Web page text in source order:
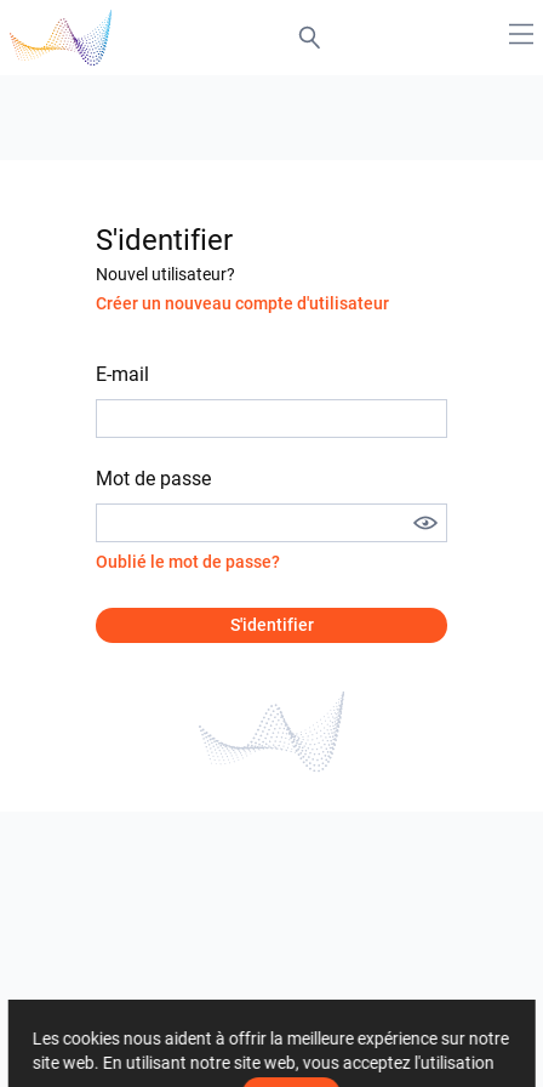
S'identifier
Nouvel utilisateur?
Créer un nouveau compte d'utilisateur
E-mail
Mot de passe
Oublié le mot de passe?
S'identifier
Les cookies nous aident à offrir la meilleure expérience sur notre
site web. En utilisant notre site web, vous acceptez l'utilisation